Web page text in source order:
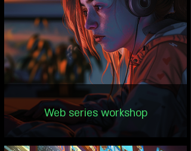
Web series workshop